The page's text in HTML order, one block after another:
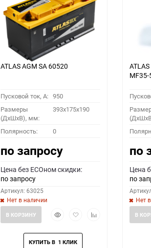
ATLAS AGM SA 60520
Пусковой ток, A: 950
Размеры
(ДхШхВ), мм:
393x175x190
Полярность: 0
по запросу
Цена без ECOном скидки:
по запросу
Артикул: 63025
Нет в наличии
БыстрыйДобавить
избранное
Добавить
В КОРЗИНУ
MF35-
по
Цена
по
Нет
В